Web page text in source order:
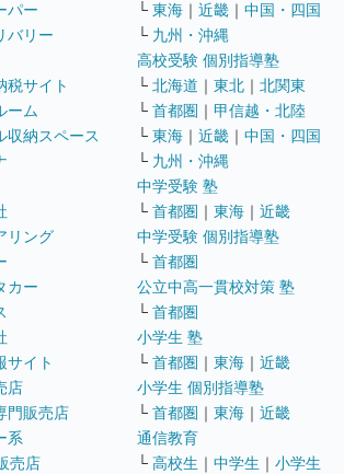
パー
バリー
税サイト
ーム
収納スペース
リング
カー
サイト
店
門販売店
系
売店
└ 東海 ｜ 近畿 ｜ 中国・四国
└ 九州・沖縄
高校受験 個別指導塾
└ 北海道 ｜ 東北 ｜ 北関東
└ 首都圏 ｜ 甲信越・北陸
└ 東海 ｜ 近畿 ｜ 中国・四国
└ 九州・沖縄
中学受験 塾
└ 首都圏 ｜ 東海 ｜ 近畿
中学受験 個別指導塾
└ 首都圏
公立中高一貫校対策 塾
└ 首都圏
小学生 塾
└ 首都圏 ｜ 東海 ｜ 近畿
小学生 個別指導塾
└ 首都圏 ｜ 東海 ｜ 近畿
通信教育
└ 高校生 ｜ 中学生 ｜ 小学生